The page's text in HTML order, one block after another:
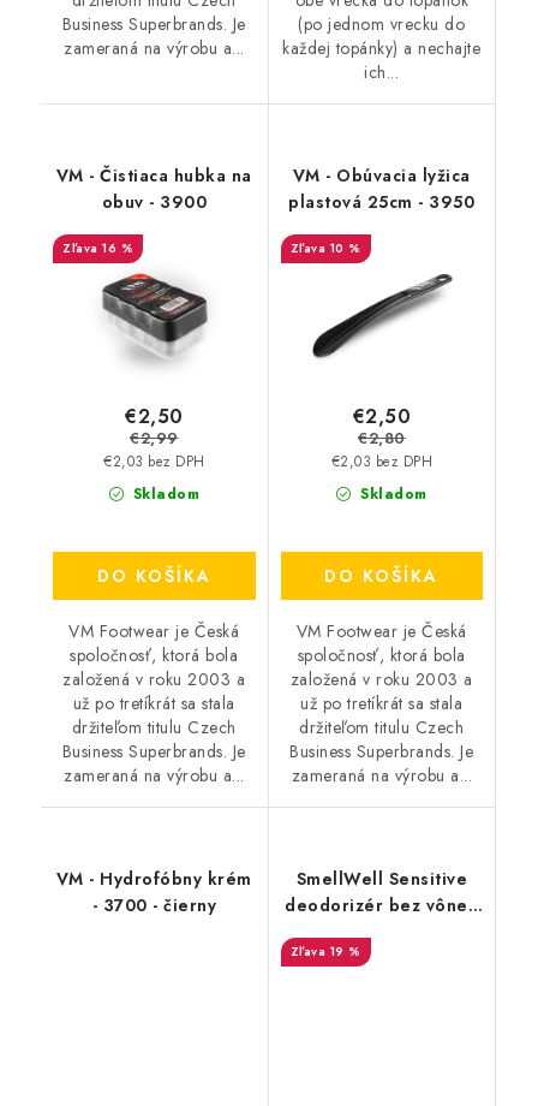
Business Superbrands. Je
zameraná na výrobu a...
(po jednom vrecku do
každej topánky) a nechajte
ich...
VM - Čistiaca hubka na
obuv - 3900
16 %
Skladom
€2,03 bez DPH
€2,50
€2,99
DO KOŠÍKA
VM Footwear je Česká
spoločnosť, ktorá bola
založená v roku 2003 a
už po tretíkrát sa stala
držiteľom titulu Czech
Business Superbrands. Je
zameraná na výrobu a...
VM - Obúvacia lyžica
plastová 25cm - 3950
10 %
Skladom
€2,03 bez DPH
€2,50
€2,80
DO KOŠÍKA
VM Footwear je Česká
spoločnosť, ktorá bola
založená v roku 2003 a
už po tretíkrát sa stala
držiteľom titulu Czech
Business Superbrands. Je
zameraná na výrobu a...
VM - Hydrofóbny krém
- 3700 - čierny
SmellWell Sensitive
deodorizér bez vône -
Grey
19 %